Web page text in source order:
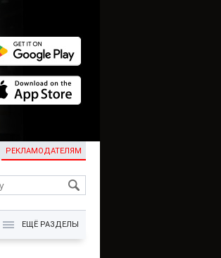
РЕКЛАМОДАТЕЛЯМ
KG
ЕЩЁ РАЗДЕЛЫ